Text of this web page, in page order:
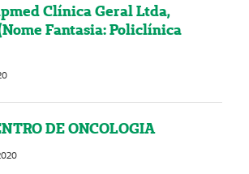
Clínica Geral Ltda,
Fantasia: Policlínica
DE ONCOLOGIA